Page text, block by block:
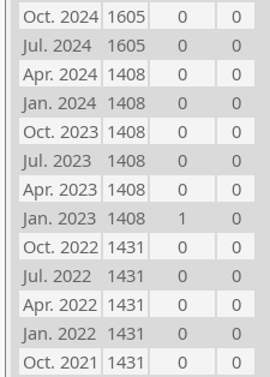
Oct. 2024 1605 0
0
Jul. 2024
1605 0
0
Apr. 2024 1408 0
0
Jan. 2024 1408 0
0
Oct. 2023 1408 0
0
Jul. 2023
1408 0
0
Apr. 2023 1408 0
0
Jan. 2023 1408 1
0
Oct. 2022 1431 0
0
Jul. 2022
1431 0
0
Apr. 2022 1431 0
0
Jan. 2022 1431 0
0
Oct. 2021 1431 0
0